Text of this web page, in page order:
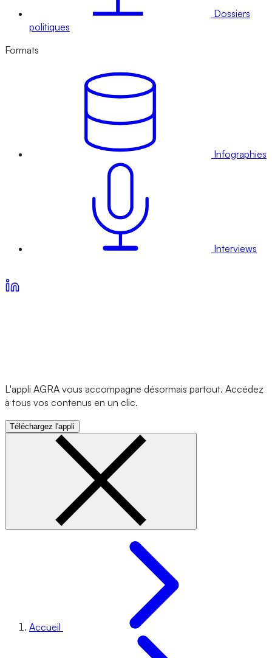
Dossiers
politiques
Formats
Infographies
Interviews
L'appli AGRA vous accompagne désormais partout. Accédez
à tous vos contenus en un clic.
Téléchargez l'appli
Accueil